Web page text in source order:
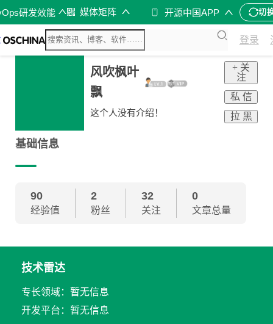
研发效能 媒体矩阵 开源中国APP 切
登录
风吹枫叶
飘
这个人没有介绍！
+ 关
注
私 信
拉 黑
基础信息
90
经验值
2
粉丝
32
关注
0
文章总量
技术雷达
专长领域：暂无信息
开发平台：暂无信息